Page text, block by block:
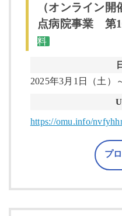
（オンライン
点病院事業 第
料
2025年3月1日（土）
https://omu.info/
プ